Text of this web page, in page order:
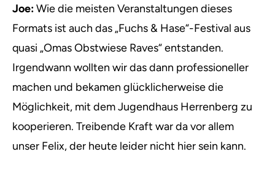
Joe:Wie die meisten Veranstaltungen dieses
Formats ist auch das „Fuchs & Hase“-Festival aus
quasi „Omas Obstwiese Raves“ entstanden.
Irgendwann wollten wir das dann professioneller
machen und bekamen glücklicherweise die
Möglichkeit, mit dem Jugendhaus Herrenberg zu
kooperieren. Treibende Kraft war da vor allem
unser Felix, der heute leider nicht hier sein kann.